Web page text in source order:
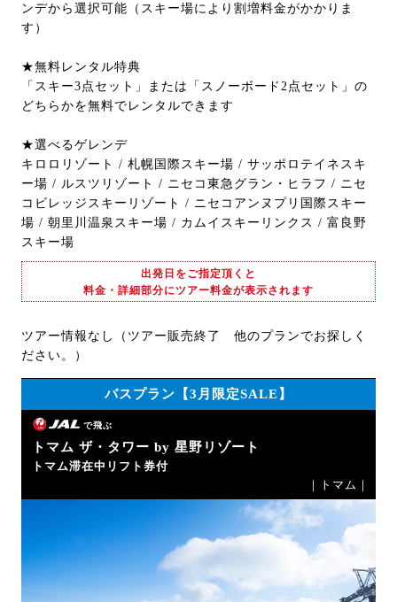
ンデから選択可能（スキー場により割増料金がかかりま
す）
★無料レンタル特典
「スキー3点セット」または「スノーボード2点セット」の
どちらかを無料でレンタルできます
★選べるゲレンデ
キロロリゾート / 札幌国際スキー場 / サッポロテイネスキ
ー場 / ルスツリゾート / ニセコ東急グラン・ヒラフ / ニセ
コビレッジスキーリゾート / ニセコアンヌプリ国際スキー
場 / 朝里川温泉スキー場 / カムイスキーリンクス / 富良野
スキー場
出発日をご指定頂くと
料金・詳細部分にツアー料金が表示されます
ツアー情報なし（ツアー販売終了 他のプランでお探しく
ださい。）
バスプラン【3月限定SALE】
で飛ぶ
トマム ザ・タワー by 星野リゾート
トマム滞在中リフト券付
｜トマム｜